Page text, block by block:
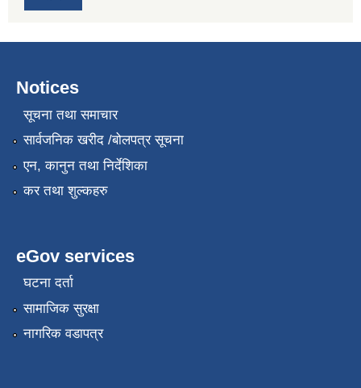
Notices
सूचना तथा समाचार
सार्वजनिक खरीद /बोलपत्र सूचना
एन, कानुन तथा निर्देशिका
कर तथा शुल्कहरु
eGov services
घटना दर्ता
सामाजिक सुरक्षा
नागरिक वडापत्र